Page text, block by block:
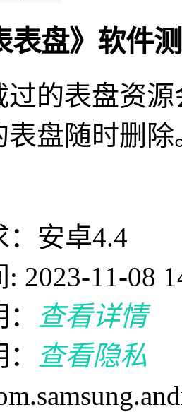
表盘》软件
过的表盘资
表盘随时删除
：安卓4.4
2023-11-08
查看详情
查看隐私